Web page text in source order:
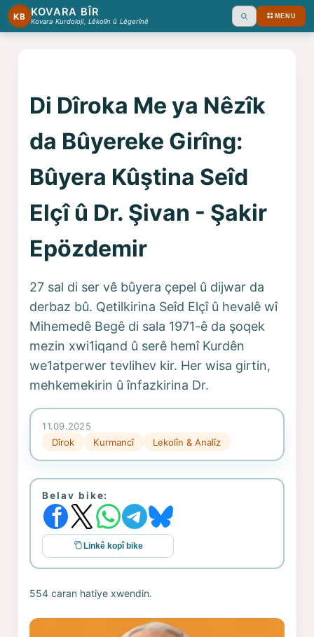
KB KOVARA BÎR
Kovara Kurdoloji, Lêkolîn û Lêgerînê Ara MENU
Di Dîroka Me ya Nêzîk
da Bûyereke Girîng:
Bûyera Kûştina Seîd
Elçî û Dr. Şivan - Şakir
Epözdemir
27 sal di ser vê bûyera çepel û dijwar da
derbaz bû. Qetilkirina Seîd Elçî û hevalê wî
Mihemedê Begê di sala 1971-ê da şoqek
mezin xwi1iqand û serê hemî Kurdên
we1atperwer tevlihev kir. Her wisa girtin,
mehkemekirin û înfazkirina Dr.
11.09.2025
Dîrok
Kurmancî Lekolîn & Analîz
Belav bike:
Linkê kopî bike
554 caran hatiye xwendin.